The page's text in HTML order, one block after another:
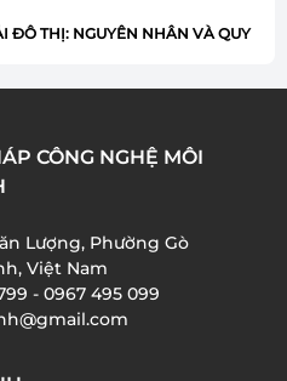
ĐÔ THỊ: NGUYÊN NHÂN VÀ QUY
TRONG XỬ LÝ NƯỚC THẢI: ƯU
NƯỚC THẢI: 8 BƯỚC QUAN
BIẾT
CÔNG NGHỆ MÔI
Lượng, Phường Gò
Việt Nam
- 0967 495 099